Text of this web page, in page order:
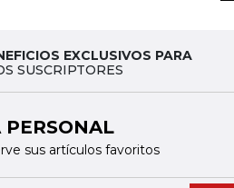
EXCLUSIVOS PARA
SUSCRIPTORES
sus artículos favoritos